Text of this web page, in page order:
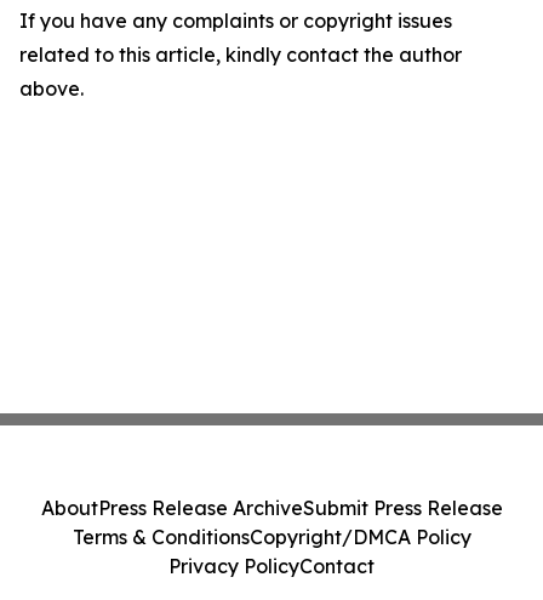
If you have any complaints or copyright issues
related to this article, kindly contact the author
above.
AboutPress Release ArchiveSubmit Press Release
Terms & ConditionsCopyright/DMCA Policy
Privacy PolicyContact